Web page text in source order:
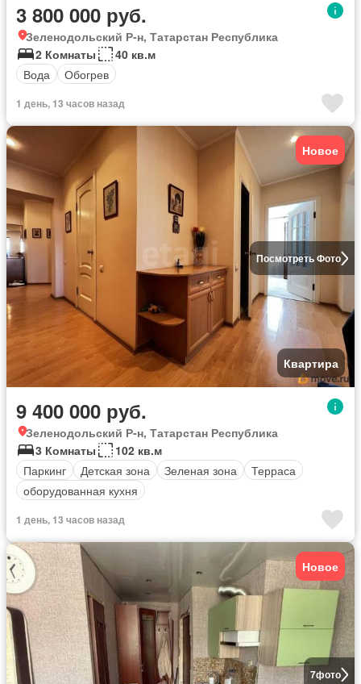
3 800 000 руб.
Зеленодольский Р-н, Татарстан Республика
2 Комнаты
40 кв.м
Вода
Обогрев
1 день, 13 часов назад
Посмотреть Фото
Новое
Квартира
9 400 000 руб.
Зеленодольский Р-н, Татарстан Республика
3 Комнаты
102 кв.м
Паркинг
Детская зона Зеленая зона
Терраса
оборудованная кухня
1 день, 13 часов назад
7фото
Новое